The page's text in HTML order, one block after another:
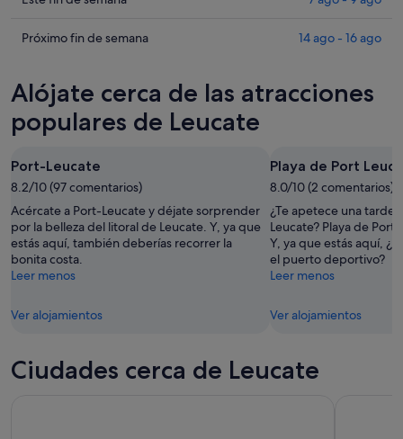
esta
ago
7
Leucate
por
noche,
ago
-
8
ago
precios
para
fin
semana,
7
ago
-
9
ago
Comprueba
en
Leucate
para
próximo
fin
de
semana,
14
ago
-
ago
Próximo fin de semana 14 ago - 16 ago
Alójate cerca de las atracciones
populares de Leucate
Port-Leucate
8.2/10 (97 comentarios)
Acércate a Port-Leucate y déjate sorprender
por la belleza del litoral de Leucate. Y, ya que
estás aquí, también deberías recorrer la
bonita costa.
Leer menos
Ver alojamientos
Playa de Port
8.0/10 (2 comentarios)
¿Te apetece una
Leucate? Playa de Port
Y, ya que estás aquí,
el puerto deportivo?
Leer menos
Ver alojamientos
Ciudades cerca de Leucate